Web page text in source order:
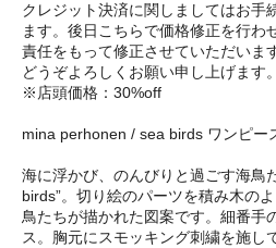
クレジット決済に関しましてはお手
ます。後日こちらで価格修正を行わ
責任をもって修正させていただいま
どうぞよろしくお願い申し上げます。
※店頭価格：30%off
mina perhonen / sea birds ワンピー
海に浮かび、のんびりと過ごす海鳥
birds”。切り絵のパーツを積み木の
鳥たちが描かれた図案です。細番手
ス。胸元にスモッキング刺繍を施し